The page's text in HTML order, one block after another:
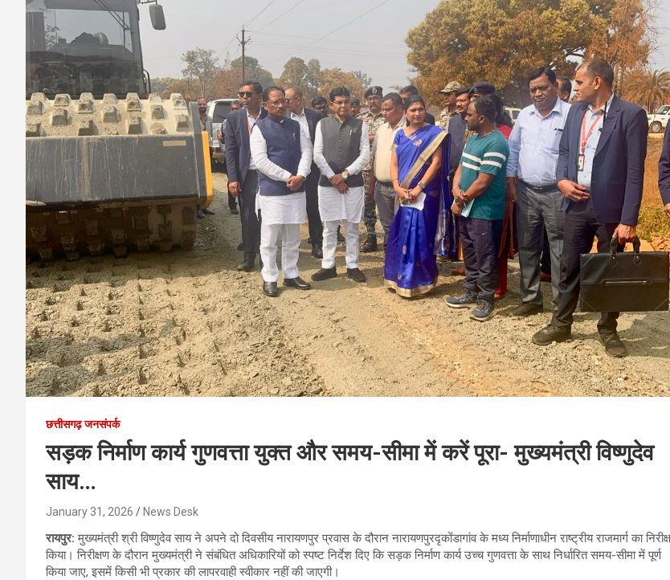
छत्तीसगढ़ जनसंपर्क
सड़क निर्माण कार्य गुणवत्ता युक्त और समय-सीमा में करें पूरा- मुख्यमंत्री विष्णुदेव
साय…
January 31, 2026 News Desk
रायपुर:मुख्यमंत्री श्री विष्णुदेव साय ने अपने दो दिवसीय नारायणपुर प्रवास के दौरान नारायणपुरदृकोंडागांव के मध्य निर्माणाधीन राष्ट्रीय राजमार्ग का
किया। निरीक्षण के दौरान मुख्यमंत्री ने संबंधित अधिकारियों को स्पष्ट निर्देश दिए कि सड़क निर्माण कार्य उच्च गुणवत्ता के साथ निर्धारित समय-सीमा में पूर्ण
किया जाए, इसमें किसी भी प्रकार की लापरवाही स्वीकार नहीं की जाएगी।